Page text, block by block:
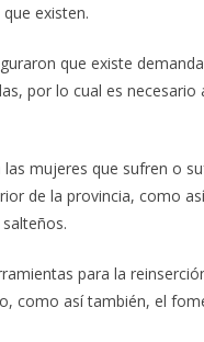
existen.
que existe
por lo cual es necesario
mujeres que sufren o
de la provincia, como
para la
como así también, el